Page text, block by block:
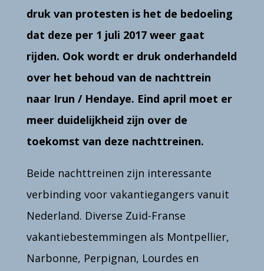
druk van protesten is het de bedoeling
dat deze per 1 juli 2017 weer gaat
rijden. Ook wordt er druk onderhandeld
over het behoud van de nachttrein
naar Irun / Hendaye. Eind april moet er
meer duidelijkheid zijn over de
toekomst van deze nachttreinen.
Beide nachttreinen zijn interessante
verbinding voor vakantiegangers vanuit
Nederland. Diverse Zuid-Franse
vakantiebestemmingen als Montpellier,
Narbonne, Perpignan, Lourdes en